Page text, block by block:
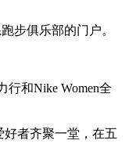
步俱乐部的门户。
和Nike Women全
者齐聚一堂，在五